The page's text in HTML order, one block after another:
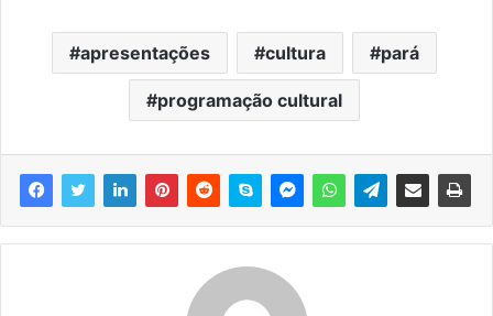
apresentações cultura pará
programação cultural